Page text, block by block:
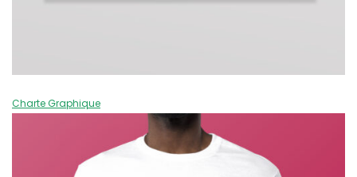
Charte Graphique